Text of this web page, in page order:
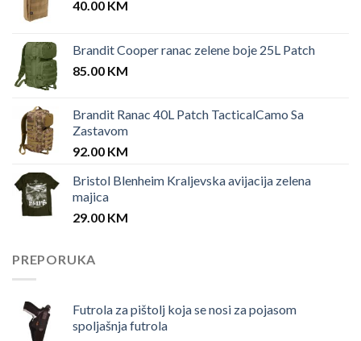
40.00 KM
Brandit Cooper ranac zelene boje 25L Patch
85.00 KM
Brandit Ranac 40L Patch TacticalCamo Sa
Zastavom
92.00 KM
Bristol Blenheim Kraljevska avijacija zelena
majica
29.00 KM
PREPORUKA
Futrola za pištolj koja se nosi za pojasom
spoljašnja futrola